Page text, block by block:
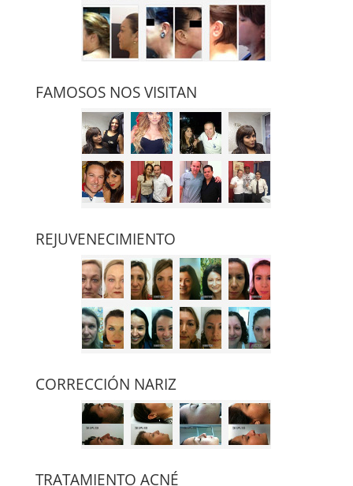
FAMOSOS NOS VISITAN
REJUVENECIMIENTO
CORRECCIÓN NARIZ
TRATAMIENTO ACNÉ